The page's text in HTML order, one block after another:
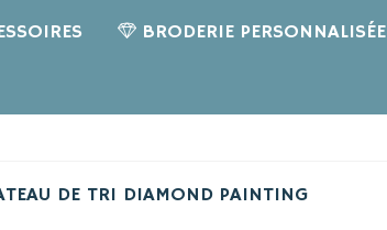
BRODERIE PERSONNALISÉE
DE TRI DIAMOND PAINTING